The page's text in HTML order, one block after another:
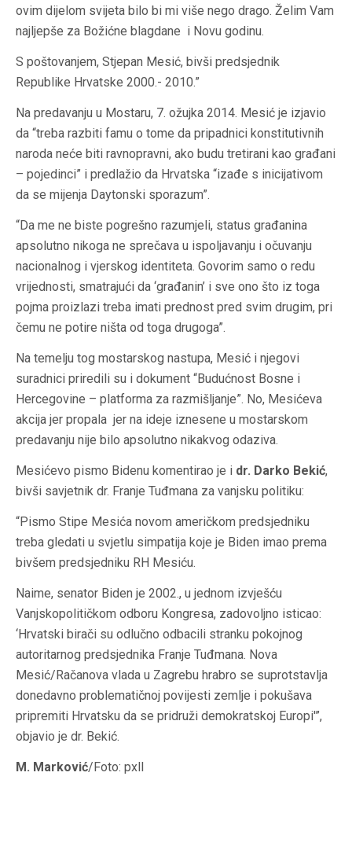
ovim dijelom svijeta bilo bi mi više nego drago. Želim Vam
najljepše za Božićne blagdane i Novu godinu.
S poštovanjem, Stjepan Mesić, bivši predsjednik
Republike Hrvatske 2000.- 2010.”
Na predavanju u Mostaru, 7. ožujka 2014. Mesić je izjavio
da “treba razbiti famu o tome da pripadnici konstitutivnih
naroda neće biti ravnopravni, ako budu tretirani kao građani
– pojedinci” i predlažio da Hrvatska “izađe s inicijativom
da se mijenja Daytonski sporazum”.
“Da me ne biste pogrešno razumjeli, status građanina
apsolutno nikoga ne sprečava u ispoljavanju i očuvanju
nacionalnog i vjerskog identiteta. Govorim samo o redu
vrijednosti, smatrajući da ‘građanin’ i sve ono što iz toga
pojma proizlazi treba imati prednost pred svim drugim, pri
čemu ne potire ništa od toga drugoga”.
Na temelju tog mostarskog nastupa, Mesić i njegovi
suradnici priredili su i dokument “Budućnost Bosne i
Hercegovine – platforma za razmišljanje”. No, Mesićeva
akcija jer propala jer na ideje iznesene u mostarskom
predavanju nije bilo apsolutno nikakvog odaziva.
Mesićevo pismo Bidenu komentirao je i dr. Darko Bekić,
bivši savjetnik dr. Franje Tuđmana za vanjsku politiku:
“Pismo Stipe Mesića novom američkom predsjedniku
treba gledati u svjetlu simpatija koje je Biden imao prema
bivšem predsjedniku RH Mesiću.
Naime, senator Biden je 2002., u jednom izvješću
Vanjskopolitičkom odboru Kongresa, zadovoljno isticao:
‘Hrvatski birači su odlučno odbacili stranku pokojnog
autoritarnog predsjednika Franje Tuđmana. Nova
Mesić/Račanova vlada u Zagrebu hrabro se suprotstavlja
donedavno problematičnoj povijesti zemlje i pokušava
pripremiti Hrvatsku da se pridruži demokratskoj Europi'”,
objavio je dr. Bekić.
M. Marković/Foto: pxll